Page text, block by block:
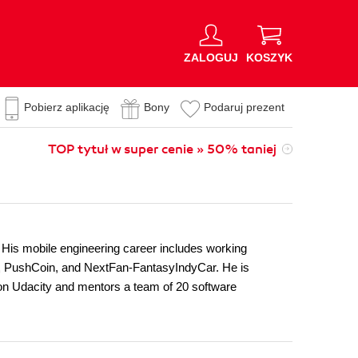
ZALOGUJ KOSZYK
Pobierz aplikację Bony Podaruj prezent
TOP tytuł w super cenie » 50% taniej
mobile engineering career includes working
and NextFan-FantasyIndyCar. He is
Udacity and mentors a team of 20 software